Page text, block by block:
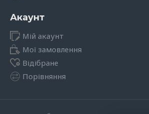
Акаунт
Мій акаунт
Мої замовлення
Відібране
Порівняння